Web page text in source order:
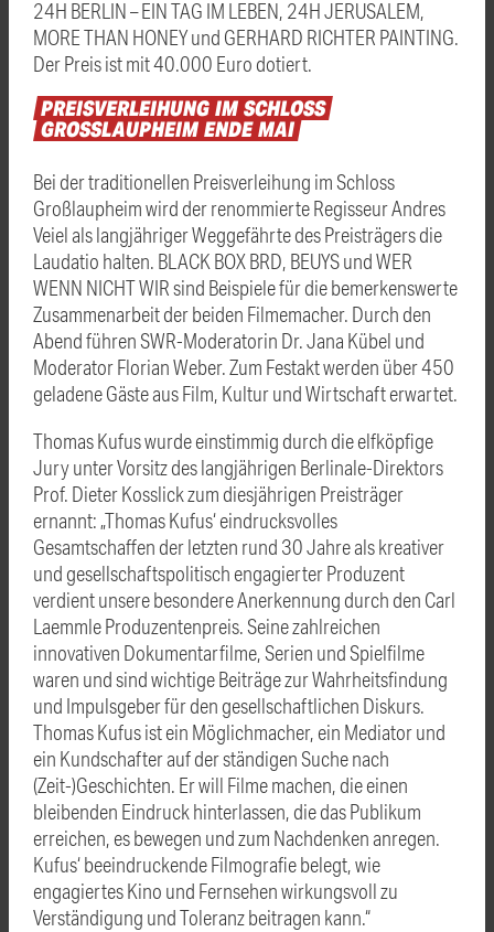
24H BERLIN – EIN TAG IM LEBEN, 24H JERUSALEM,
MORE THAN HONEY und GERHARD RICHTER PAINTING.
Der Preis ist mit 40.000 Euro dotiert.
PREISVERLEIHUNG IM SCHLOSS
GROSSLAUPHEIM ENDEMAI
Bei der traditionellen Preisverleihung im Schloss
Großlaupheim wird der renommierte Regisseur Andres
Veiel als langjähriger Weggefährte des Preisträgers die
Laudatio halten. BLACK BOX BRD, BEUYS und WER
WENN NICHT WIR sind Beispiele für die bemerkenswerte
Zusammenarbeit der beiden Filmemacher. Durch den
Abend führen SWR-Moderatorin Dr. Jana Kübel und
Moderator Florian Weber. Zum Festakt werden über 450
geladene Gäste aus Film, Kultur und Wirtschaft erwartet.
Thomas Kufus wurde einstimmig durch die elfköpfige
Jury unter Vorsitz des langjährigen Berlinale-Direktors
Prof. Dieter Kosslick zum diesjährigen Preisträger
ernannt: „Thomas Kufus‘ eindrucksvolles
Gesamtschaffen der letzten rund 30 Jahre als kreativer
und gesellschaftspolitisch engagierter Produzent
verdient unsere besondere Anerkennung durch den Carl
Laemmle Produzentenpreis. Seine zahlreichen
innovativen Dokumentarfilme, Serien und Spielfilme
waren und sind wichtige Beiträge zur Wahrheitsfindung
und Impulsgeber für den gesellschaftlichen Diskurs.
Thomas Kufus ist ein Möglichmacher, ein Mediator und
ein Kundschafter auf der ständigen Suche nach
(Zeit-)Geschichten. Er will Filme machen, die einen
bleibenden Eindruck hinterlassen, die das Publikum
erreichen, es bewegen und zum Nachdenken anregen.
Kufus‘ beeindruckende Filmografie belegt, wie
engagiertes Kino und Fernsehen wirkungsvoll zu
Verständigung und Toleranz beitragen kann.“